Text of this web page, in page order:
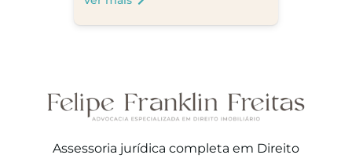
Assessoria jurídica completa em Direito